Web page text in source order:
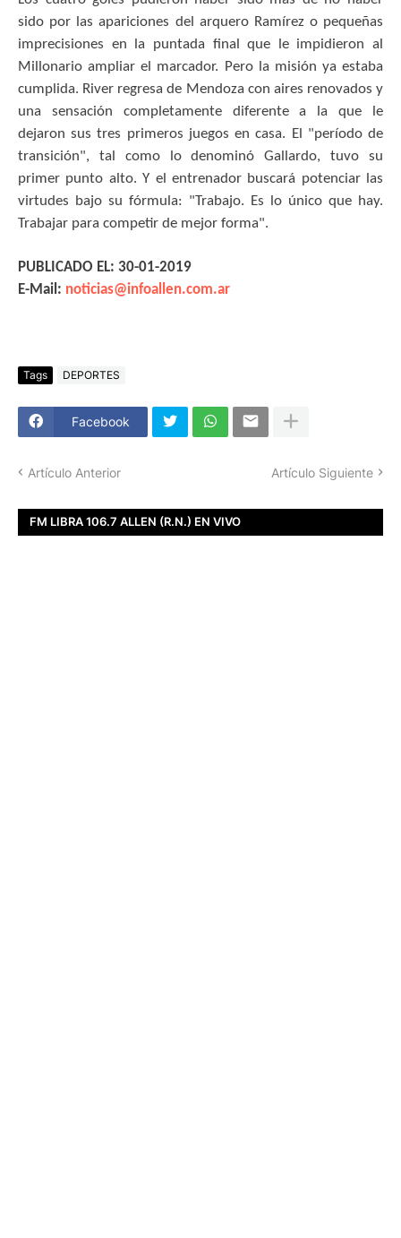
sido por las apariciones del arquero Ramírez o pequeñas
imprecisiones en la puntada final que le impidieron al
Millonario ampliar el marcador. Pero la misión ya estaba
cumplida. River regresa de Mendoza con aires renovados y
una sensación completamente diferente a la que le
dejaron sus tres primeros juegos en casa. El "período de
transición", tal como lo denominó Gallardo, tuvo su
primer punto alto. Y el entrenador buscará potenciar las
virtudes bajo su fórmula: "Trabajo. Es lo único que hay.
Trabajar para competir de mejor forma".
PUBLICADO EL: 30-01-2019
E-Mail: noticias@infoallen.com.ar
Tags DEPORTES
Facebook
Artículo Anterior Artículo Siguiente
FM LIBRA 106.7 ALLEN (R.N.) EN VIVO